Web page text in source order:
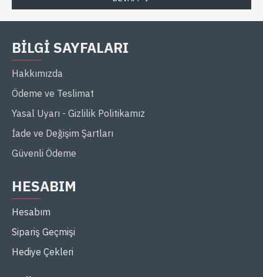
BILGI SAYFALARI
Hakkımızda
Ödeme ve Teslimat
Yasal Uyarı - Gizlilik Politikamız
İade ve Değişim Şartları
Güvenli Ödeme
HESABIM
Hesabım
Sipariş Geçmişi
Hediye Çekleri